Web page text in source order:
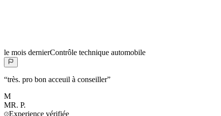
le mois dernierContrôle technique automobile
“très. pro bon acceuil à conseiller”
M
MR. P.
Experience vérifiée